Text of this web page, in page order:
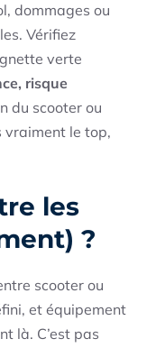
dommages ou
Vérifiez
verte
risque
du scooter ou
vraiment le top,
les
?
scooter ou
et équipement
là. C’est pas